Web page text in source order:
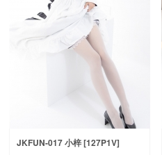
JKFUN-017 小梓 [127P1V]